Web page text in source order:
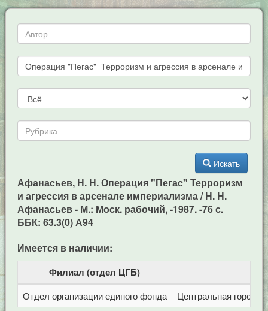
Искать
Афанасьев, Н. Н. Операция "Пегас" Терроризм
и агрессия в арсенале империализма / Н. Н.
Афанасьев - М.: Моск. рабочий, -1987. -76 с.
ББК: 63.3(0) А94
Имеется в наличии:
Филиал (отдел ЦГБ)
Отдел организации единого фонда Центральная